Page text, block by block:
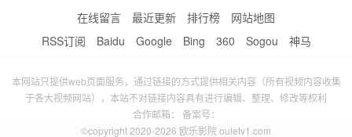
在线留言 最近更新 排行榜
网站地图
RSS订阅
Baidu Google Bing 360 Sogou 神马
本网站只提供web页面服务，通过链接的方式提供相关内容（所有视频内容收集
于各大视频网站），本站不对链接内容具有进行编辑、整理、修改等权利
合作邮箱： 备案号：
©copyright 2020-2026 欧乐影院 ouletv1.com